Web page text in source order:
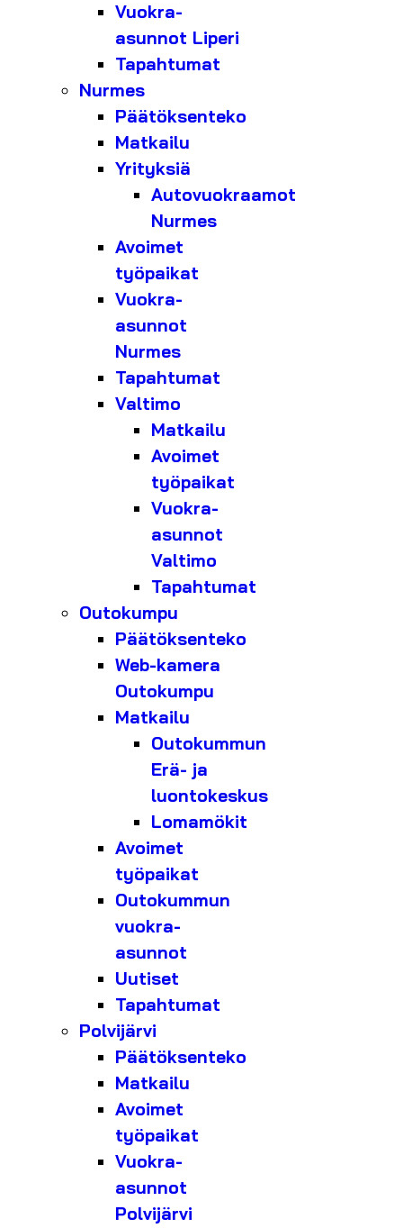
Vuokra-
asunnot Liperi
Tapahtumat
Nurmes
Päätöksenteko
Matkailu
Yrityksiä
Autovuokraamot
Nurmes
Avoimet
työpaikat
Vuokra-
asunnot
Nurmes
Tapahtumat
Valtimo
Matkailu
Avoimet
työpaikat
Vuokra-
asunnot
Valtimo
Tapahtumat
Outokumpu
Päätöksenteko
Web-kamera
Outokumpu
Matkailu
Outokummun
Erä- ja
luontokeskus
Lomamökit
Avoimet
työpaikat
Outokummun
vuokra-
asunnot
Uutiset
Tapahtumat
Polvijärvi
Päätöksenteko
Matkailu
Avoimet
työpaikat
Vuokra-
asunnot
Polvijärvi